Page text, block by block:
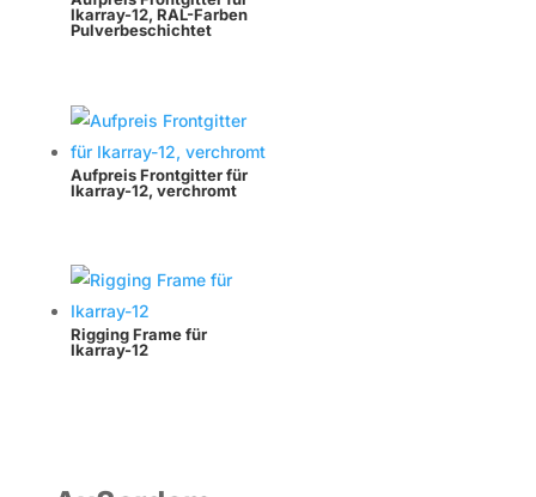
Ikarray-12, RAL-Farben
Pulverbeschichtet
Aufpreis Frontgitter für
Ikarray-12, verchromt
Rigging Frame für
Ikarray-12